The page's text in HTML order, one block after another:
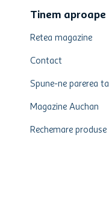
Tinem aproape
Retea magazine
Contact
Spune-ne parerea ta
Magazine Auchan
Rechemare produse